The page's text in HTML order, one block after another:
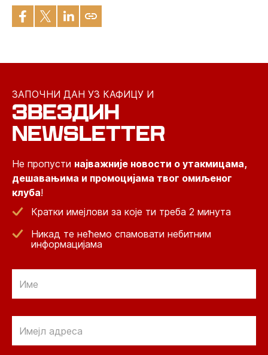
ЗАПОЧНИ ДАН УЗ КАФИЦУ И
ЗВЕЗДИН
NEWSLETTER
Не пропусти најважније новости о утакмицама,
дешавањима и промоцијама твог омиљеног
клуба!
Кратки имејлови за које ти треба 2 минута
Никад те нећемо спамовати небитним
информацијама